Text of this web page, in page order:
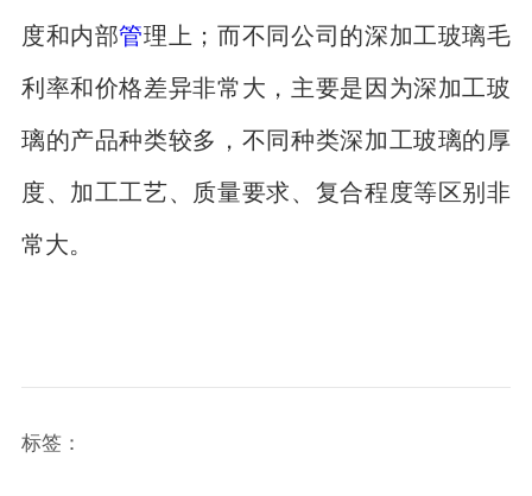
度和内部管理上；而不同公司的深加工玻璃毛
利率和价格差异非常大，主要是因为深加工玻
璃的产品种类较多，不同种类深加工玻璃的厚
度、加工工艺、质量要求、复合程度等区别非
常大。
标签：